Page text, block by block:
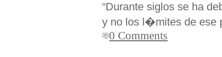
“Durante siglos se ha
y no los l�mites de ese
0 Comments